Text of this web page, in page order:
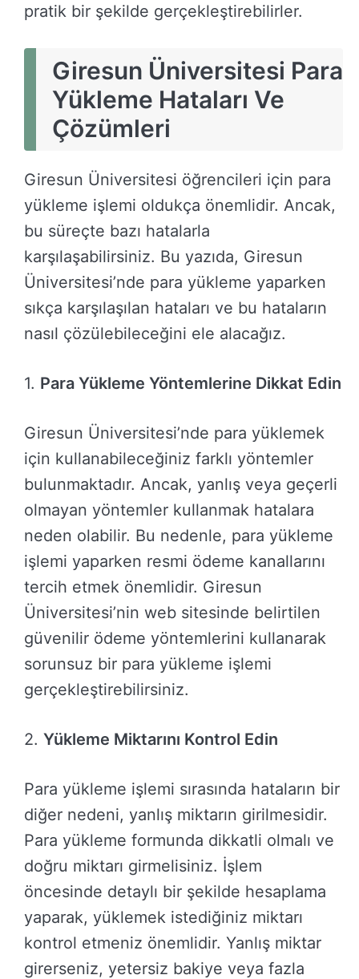
pratik bir şekilde gerçekleştirebilirler.
Giresun Üniversitesi Para
Yükleme Hataları Ve
Çözümleri
Giresun Üniversitesi öğrencileri için para
yükleme işlemi oldukça önemlidir. Ancak,
bu süreçte bazı hatalarla
karşılaşabilirsiniz. Bu yazıda, Giresun
Üniversitesi’nde para yükleme yaparken
sıkça karşılaşılan hataları ve bu hataların
nasıl çözülebileceğini ele alacağız.
1. Para Yükleme Yöntemlerine Dikkat Edin
Giresun Üniversitesi’nde para yüklemek
için kullanabileceğiniz farklı yöntemler
bulunmaktadır. Ancak, yanlış veya geçerli
olmayan yöntemler kullanmak hatalara
neden olabilir. Bu nedenle, para yükleme
işlemi yaparken resmi ödeme kanallarını
tercih etmek önemlidir. Giresun
Üniversitesi’nin web sitesinde belirtilen
güvenilir ödeme yöntemlerini kullanarak
sorunsuz bir para yükleme işlemi
gerçekleştirebilirsiniz.
2. Yükleme Miktarını Kontrol Edin
Para yükleme işlemi sırasında hataların bir
diğer nedeni, yanlış miktarın girilmesidir.
Para yükleme formunda dikkatli olmalı ve
doğru miktarı girmelisiniz. İşlem
öncesinde detaylı bir şekilde hesaplama
yaparak, yüklemek istediğiniz miktarı
kontrol etmeniz önemlidir. Yanlış miktar
girerseniz, yetersiz bakiye veya fazla